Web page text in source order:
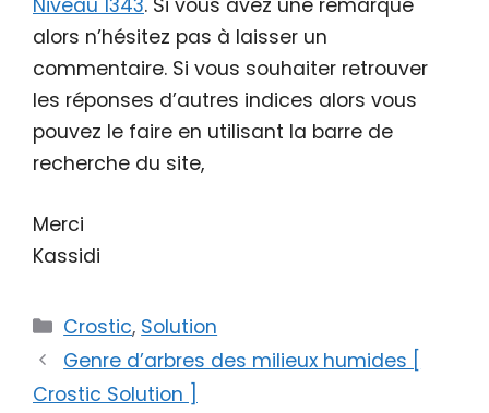
Niveau 1343. Si vous avez une remarque
alors n’hésitez pas à laisser un
commentaire. Si vous souhaiter retrouver
les réponses d’autres indices alors vous
pouvez le faire en utilisant la barre de
recherche du site,
Merci
Kassidi
Catégories
Crostic, Solution
Genre d’arbres des milieux humides [
Crostic Solution ]